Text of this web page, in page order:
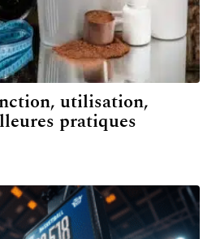
utilisation,
pratiques